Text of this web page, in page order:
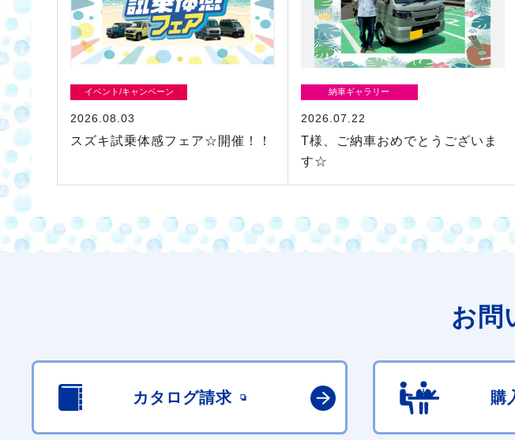
イベント/キャンペーン
2026.08.03
スズキ試乗体感フェア☆開催！！
納車ギャラリー
2026.07.22
T様、ご納車おめでとうございま
す☆
お問
カタログ請求 購